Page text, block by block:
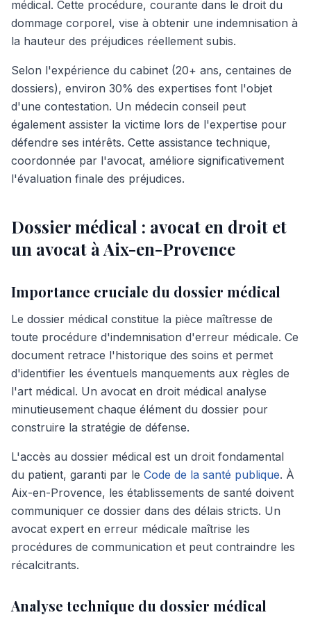
médical. Cette procédure, courante dans le droit du
dommage corporel, vise à obtenir une indemnisation à
la hauteur des préjudices réellement subis.
Selon l'expérience du cabinet (20+ ans, centaines de
dossiers), environ 30% des expertises font l'objet
d'une contestation. Un médecin conseil peut
également assister la victime lors de l'expertise pour
défendre ses intérêts. Cette assistance technique,
coordonnée par l'avocat, améliore significativement
l'évaluation finale des préjudices.
Dossier médical : avocat en droit et
un avocat à Aix-en-Provence
Importance cruciale du dossier médical
Le dossier médical constitue la pièce maîtresse de
toute procédure d'indemnisation d'erreur médicale. Ce
document retrace l'historique des soins et permet
d'identifier les éventuels manquements aux règles de
l'art médical. Un avocat en droit médical analyse
minutieusement chaque élément du dossier pour
construire la stratégie de défense.
L'accès au dossier médical est un droit fondamental
du patient, garanti par le Code de la santé publique. À
Aix-en-Provence, les établissements de santé doivent
communiquer ce dossier dans des délais stricts. Un
avocat expert en erreur médicale maîtrise les
procédures de communication et peut contraindre les
récalcitrants.
Analyse technique du dossier médical